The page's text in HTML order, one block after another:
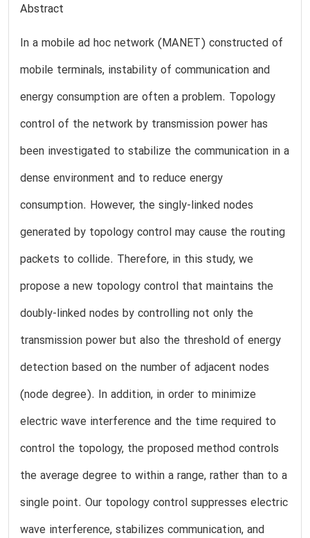
Abstract
In a mobile ad hoc network (MANET) constructed of
mobile terminals, instability of communication and
energy consumption are often a problem. Topology
control of the network by transmission power has
been investigated to stabilize the communication in a
dense environment and to reduce energy
consumption. However, the singly-linked nodes
generated by topology control may cause the routing
packets to collide. Therefore, in this study, we
propose a new topology control that maintains the
doubly-linked nodes by controlling not only the
transmission power but also the threshold of energy
detection based on the number of adjacent nodes
(node degree). In addition, in order to minimize
electric wave interference and the time required to
control the topology, the proposed method controls
the average degree to within a range, rather than to a
single point. Our topology control suppresses electric
wave interference, stabilizes communication, and